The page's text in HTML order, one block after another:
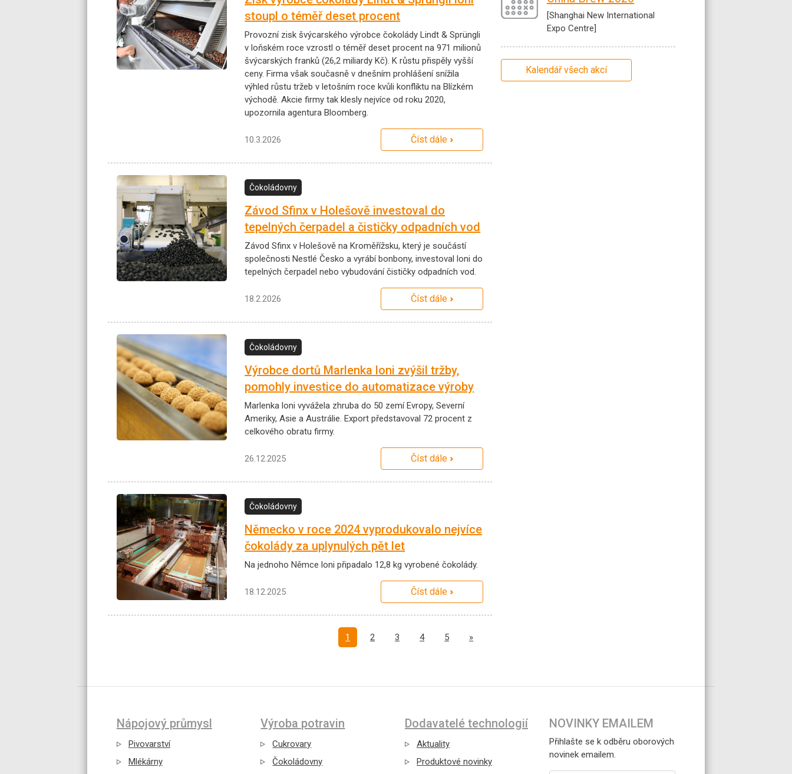
stoupl o téměř deset procent
Provozní zisk švýcarského výrobce čokolády Lindt & Sprüngli
v loňském roce vzrostl o téměř deset procent na 971 milionů
švýcarských franků (26,2 miliardy Kč). K růstu přispěly vyšší
ceny. Firma však současně v dnešním prohlášení snížila
výhled růstu tržeb v letošním roce kvůli konfliktu na Blízkém
východě. Akcie firmy tak klesly nejvíce od roku 2020,
upozornila agentura Bloomberg.
10.3.2026 Číst dále
Čokoládovny
Závod Sfinx v Holešově investoval do
tepelných čerpadel a čističky odpadních vod
Závod Sfinx v Holešově na Kroměřížsku, který je součástí
společnosti Nestlé Česko a vyrábí bonbony, investoval loni do
tepelných čerpadel nebo vybudování čističky odpadních vod.
18.2.2026 Číst dále
Čokoládovny
Výrobce dortů Marlenka loni zvýšil tržby,
pomohly investice do automatizace výroby
Marlenka loni vyvážela zhruba do 50 zemí Evropy, Severní
Ameriky, Asie a Austrálie. Export představoval 72 procent z
celkového obratu firmy.
26.12.2025 Číst dále
Čokoládovny
Německo v roce 2024 vyprodukovalo nejvíce
čokolády za uplynulých pět let
Na jednoho Němce loni připadalo 12,8 kg vyrobené čokolády.
18.12.2025 Číst dále
1 2 3 4 5 »Další
[Shanghai New International
Expo Centre]
Kalendář všech akcí
Nápojový průmysl
Pivovarství
Mlékárny
Výroba potravin
Cukrovary
Čokoládovny
Dodavatelé technologií
Aktuality
Produktové novinky
NOVINKY EMAILEM
Přihlašte se k odběru oborových
novinek emailem.